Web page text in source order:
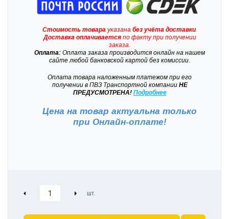
Стоимость товарауказана без учёта доставки.
Доставкаоплачиваетсяпо факту при получении
заказа.
Оплата: Оплата заказа производится онлайн на нашем
сайте любой банковской картой без комиссии.
Оплата товара наложенным платежом при его
получении в ПВЗ Транспортной компанииНЕ
ПРЕДУСМОТРЕНА! Подробнее
Цена на товар актуальна только
при Онлайн-оплате!